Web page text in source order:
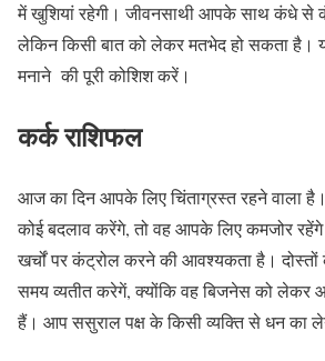
में खुशियां रहेगी। जीवनसाथी आपके साथ कंधे से
लेकिन किसी बात को लेकर मतभेद हो सकता है।
मनाने की पूरी कोशिश करें।
कर्क राशिफल
आज का दिन आपके लिए चिंताग्रस्त रहने वाला
कोई बदलाव करेंगे, तो वह आपके लिए कमजोर
खर्चों पर कंट्रोल करने की आवश्यकता है।
समय व्यतीत करेगें, क्योंकि वह बिजनेस को
हैं। आप ससुराल पक्ष के किसी व्यक्ति से धन का